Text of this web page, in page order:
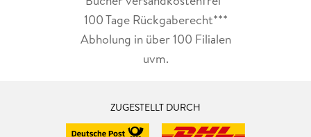
100 Tage Rückgaberecht***
Abholung in über 100 Filialen
uvm.
ZUGESTELLT DURCH